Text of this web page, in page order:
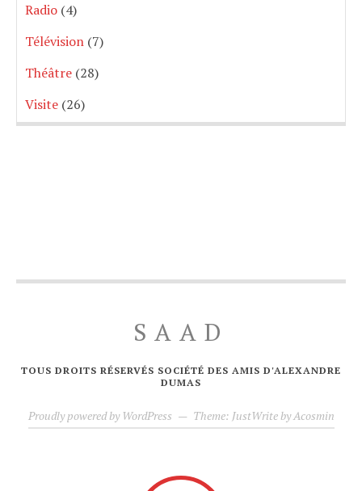
Radio (4)
Télévision (7)
Théâtre (28)
Visite (26)
SAAD
TOUS DROITS RÉSERVÉS SOCIÉTÉ DES AMIS D'ALEXANDRE
DUMAS
Proudly powered by WordPress — Theme: JustWrite byAcosmin